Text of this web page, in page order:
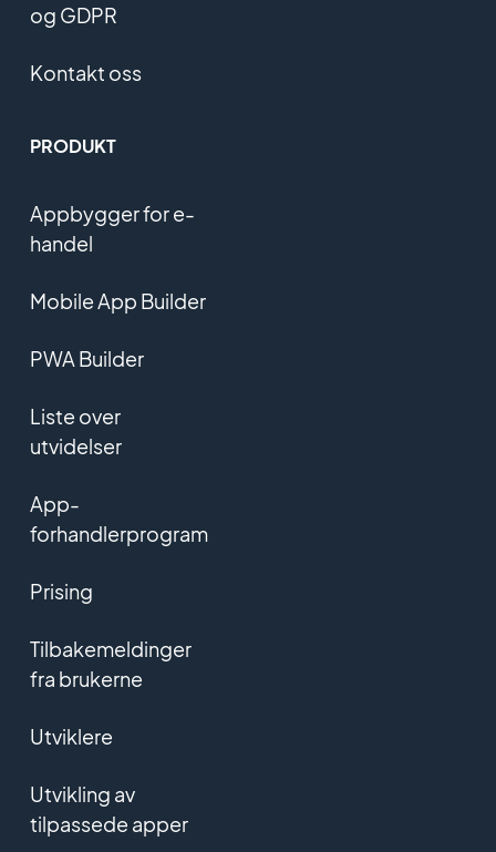
og GDPR
Kontakt oss
PRODUKT
Appbygger for e-
handel
Mobile App Builder
PWA Builder
Liste over
utvidelser
App-
forhandlerprogram
Prising
Tilbakemeldinger
fra brukerne
Utviklere
Utvikling av
tilpassede apper